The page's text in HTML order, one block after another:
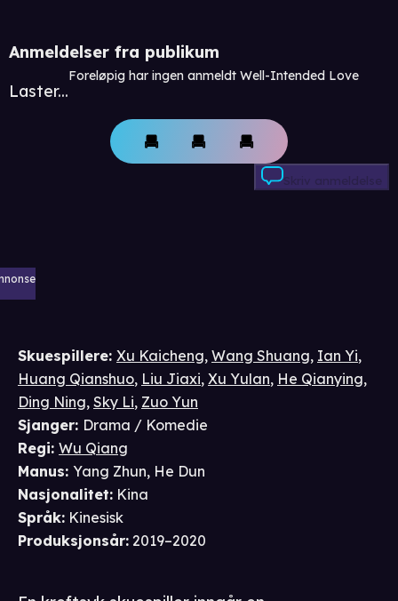
Anmeldelser fra publikum
Laster...
Foreløpig har ingen anmeldt Well-Intended Love
Skriv anmeldelse
Skuespillere: Xu Kaicheng, Wang Shuang, Ian Yi,
Huang Qianshuo, Liu Jiaxi, Xu Yulan, He Qianying,
Ding Ning, Sky Li, Zuo Yun
Sjanger: Drama / Komedie
Regi: Wu Qiang
Manus: Yang Zhun, He Dun
Nasjonalitet: Kina
Språk: Kinesisk
Produksjonsår: 2019–2020